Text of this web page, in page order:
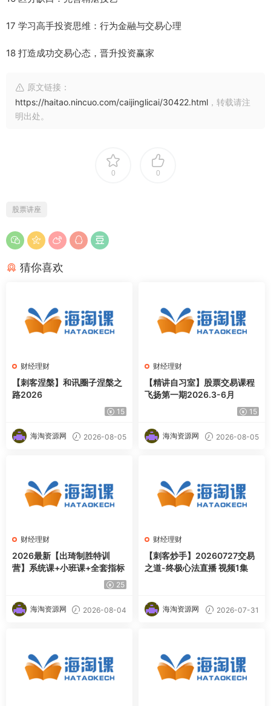
17 学习高手投资思维：行为金融与交易心理
18 打造成功交易心态，晋升投资赢家
原文链接：
https://haitao.nincuo.com/caijinglicai/30422.html ，转载请注
明出处。
0 0
股票讲座
猜你喜欢
财经理财
【刺客涅槃】和讯圈子涅槃之
路2026
15
海淘资源网 2026-08-05
财经理财
【精讲自习室】股票交易课程
飞扬第一期2026.3-6月
15
海淘资源网 2026-08-05
财经理财
2026最新【出琦制胜特训
营】系统课+小班课+全套指标
25
海淘资源网 2026-08-04
财经理财
【刺客炒手】20260727交易
之道-终极心法直播 视频1集
海淘资源网 2026-07-31